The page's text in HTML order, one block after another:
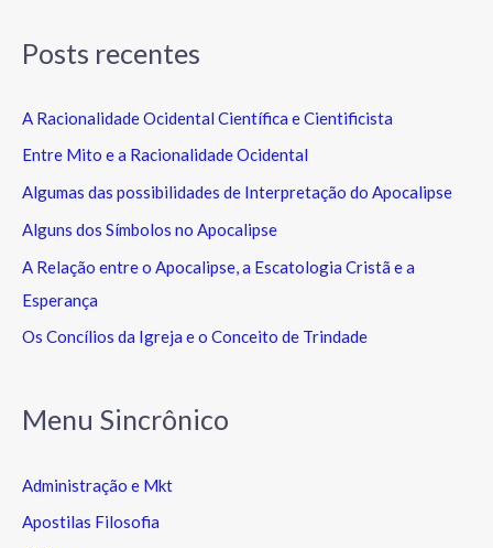
Posts recentes
A Racionalidade Ocidental Científica e Cientificista
Entre Mito e a Racionalidade Ocidental
Algumas das possibilidades de Interpretação do Apocalipse
Alguns dos Símbolos no Apocalipse
A Relação entre o Apocalipse, a Escatologia Cristã e a
Esperança
Os Concílios da Igreja e o Conceito de Trindade
Menu Sincrônico
Administração e Mkt
Apostilas Filosofia